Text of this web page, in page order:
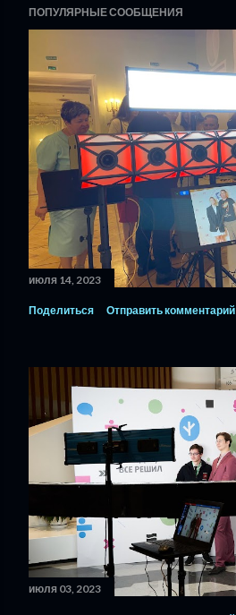
ПОПУЛЯРНЫЕ СООБЩЕНИЯ
июля 14, 2023
Поделиться Отправить комментарий
июля 03, 2023